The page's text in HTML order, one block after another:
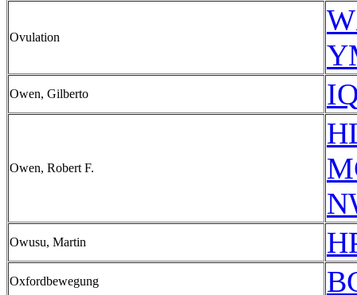
Ovulation
Owen, Gilberto
Owen, Robert F.
Owusu, Martin
Oxfordbewegung